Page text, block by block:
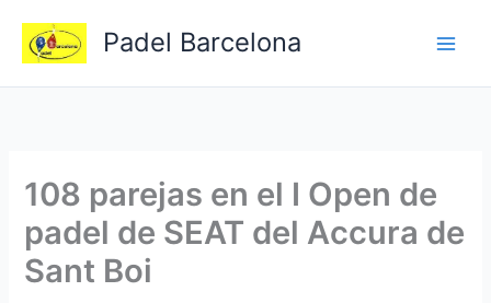
contenido
Padel Barcelona
108 parejas en el I Open de
padel de SEAT del Accura de
Sant Boi